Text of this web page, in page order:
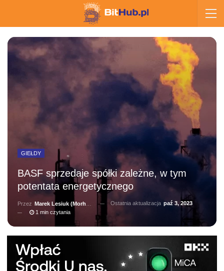
GIEŁDY
BASF sprzedaje spółki zależne, w tym
potentata energetycznego
Przez Marek Lesiuk (Morhainn) Ostatnia aktualizacja paź 3, 2023
1 min czytania